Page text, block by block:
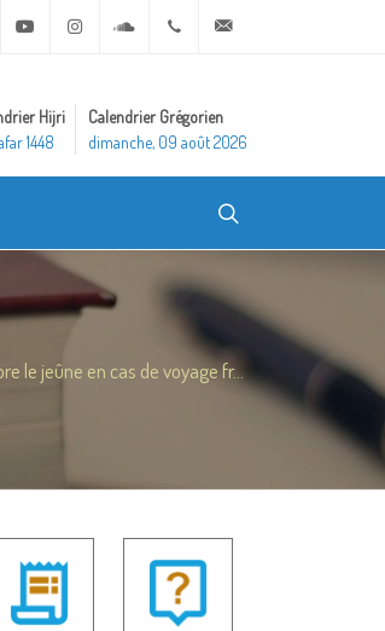
Twitter Youtube Instagram Soundcloud+20 2 25970400
Hijri
1448
Calendrier Grégorien
dimanche, 09 août 2026
le jeûne en cas de voyage fr...